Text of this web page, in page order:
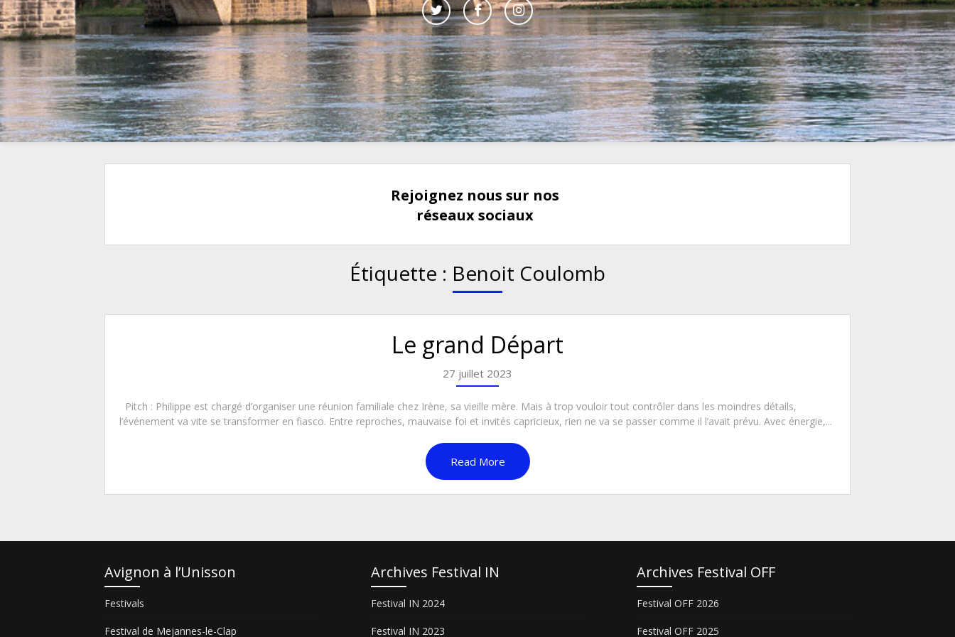
Rejoignez nous sur nos
réseaux sociaux
Étiquette : Benoit Coulomb
Le grand Départ
27 juillet 2023
Pitch : Philippe est chargé d’organiser une réunion familiale chez Irène, sa vieille mère. Mais à trop vouloir tout contrôler dans les moindres détails,
l’événement va vite se transformer en fiasco. Entre reproches, mauvaise foi et invités capricieux, rien ne va se passer comme il l’avait prévu. Avec énergie,...
Read More
Avignon à l’Unisson
Festivals
Festival de Mejannes-le-Clap
Archives Festival IN
Festival IN 2024
Festival IN 2023
Archives Festival OFF
Festival OFF 2026
Festival OFF 2025